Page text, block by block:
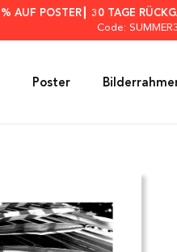
AUF POSTER┃ 30 TAGE
Code:
Poster